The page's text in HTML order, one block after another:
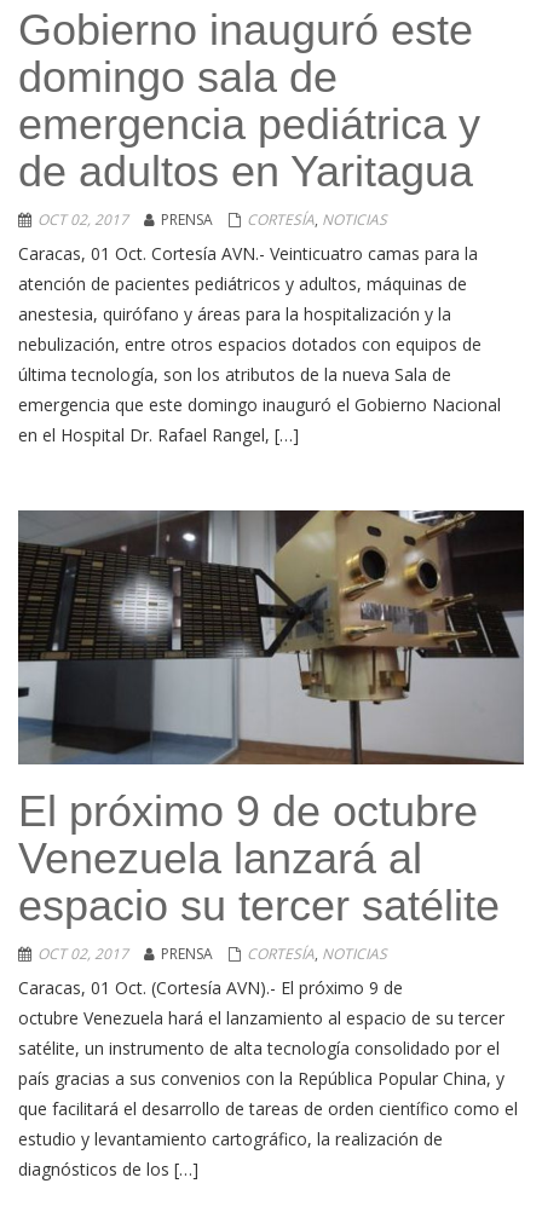
Gobierno inauguró este
domingo sala de
emergencia pediátrica y
de adultos en Yaritagua
OCT 02, 2017 PRENSA CORTESÍA, NOTICIAS
Caracas, 01 Oct. Cortesía AVN.- Veinticuatro camas para la
atención de pacientes pediátricos y adultos, máquinas de
anestesia, quirófano y áreas para la hospitalización y la
nebulización, entre otros espacios dotados con equipos de
última tecnología, son los atributos de la nueva Sala de
emergencia que este domingo inauguró el Gobierno Nacional
en el Hospital Dr. Rafael Rangel, […]
El próximo 9 de octubre
Venezuela lanzará al
espacio su tercer satélite
OCT 02, 2017 PRENSA CORTESÍA, NOTICIAS
Caracas, 01 Oct. (Cortesía AVN).- El próximo 9 de
octubre Venezuela hará el lanzamiento al espacio de su tercer
satélite, un instrumento de alta tecnología consolidado por el
país gracias a sus convenios con la República Popular China, y
que facilitará el desarrollo de tareas de orden científico como el
estudio y levantamiento cartográfico, la realización de
diagnósticos de los […]